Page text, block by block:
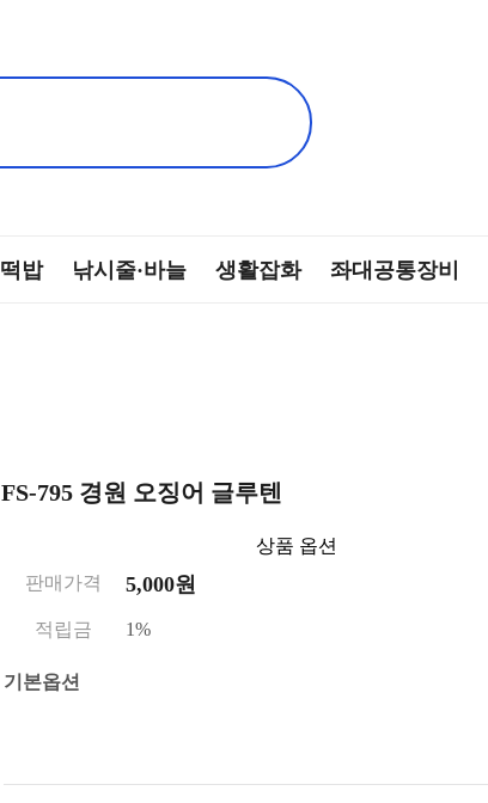
떡밥 낚시줄·바늘 생활잡화 좌대공통장비
FS-795 경원 오징어 글루텐
상품 옵션
판매가격
5,000원
적립금 1%
기본옵션